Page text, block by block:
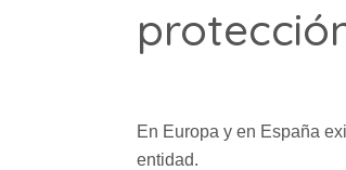
En Europa y en España
entidad.